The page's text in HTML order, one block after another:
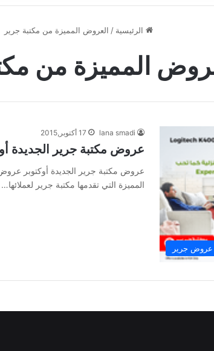
الرئيسية / العروض المميزة من مكتبة جرير
المميزة من
عروض جرير
lana smadi 17 أكتوبر,2015
عروض مكتبة جرير الجديدة
عروض مكتبة جرير الجديدة أوكتوبر
المميزة التي تقدمها مكتبة جرير لعملائها…